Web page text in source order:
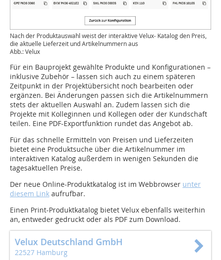
Nach der Produktauswahl weist der interaktive Velux- Katalog den Preis,
die aktuelle Lieferzeit und Artikelnummern aus
Abb.: Velux
Für ein Bauprojekt gewählte Produkte und Konfigurationen –
inklusive Zubehör – lassen sich auch zu einem späteren
Zeitpunkt in der Projektübersicht noch bearbeiten oder
ergänzen. Bei Änderungen passen sich die Artikelnummern
stets der aktuellen Auswahl an. Zudem lassen sich die
Projekte mit Kolleginnen und Kollegen oder der Kundschaft
teilen. Eine PDF-Exportfunktion rundet das Angebot ab.
Für das schnelle Ermitteln von Preisen und Lieferzeiten
bietet eine Produktsuche über die Artikelnummer im
interaktiven Katalog außerdem in wenigen Sekunden die
tagesaktuellen Preise.
Der neue Online-Produktkatalog ist im Webbrowser unter
diesem Link aufrufbar.
Einen Print-Produktkatalog bietet Velux ebenfalls weiterhin
an, entweder gedruckt oder als PDF zum Download.
Velux Deutschland GmbH
22527 Hamburg